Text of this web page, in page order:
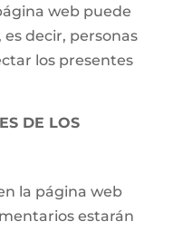
web puede
decir, personas
los presentes
DE LOS
la página web
estarán